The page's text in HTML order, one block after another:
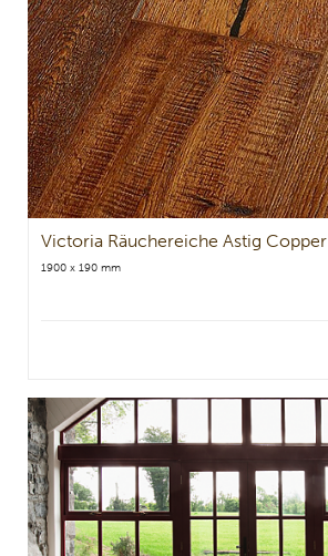
Victoria Räuchereiche Astig Copper
1900 x 190 mm